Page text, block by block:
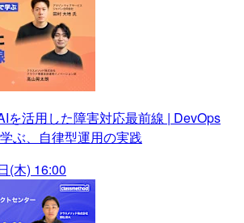
を活用した障害対応最前線 | DevOps
ぶ、自律型運用の実践
(木) 16:00